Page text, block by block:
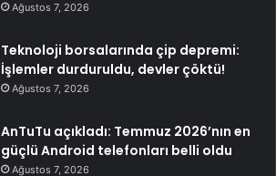
Ağustos 7, 2026
Teknoloji borsalarında çip depremi:
İşlemler durduruldu, devler çöktü!
Ağustos 7, 2026
AnTuTu açıkladı: Temmuz 2026’nın en
güçlü Android telefonları belli oldu
Ağustos 7, 2026